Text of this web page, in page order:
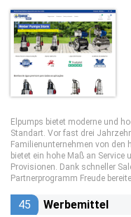
Elpumps bietet moderne und
Standart. Vor fast drei
Familienunternehmen von den
bietet ein hohe Maß an
Provisionen. Dank schneller
Partnerprogramm Freude
45 Werbemittel